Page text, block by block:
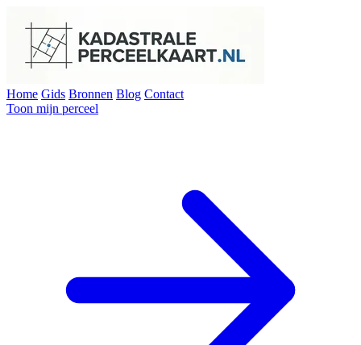
Home Gids Bronnen Blog Contact
Toon mijn perceel